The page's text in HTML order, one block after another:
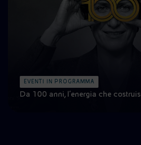
EVENTI IN PROGRAMMA
Da 100 anni, l’energia che